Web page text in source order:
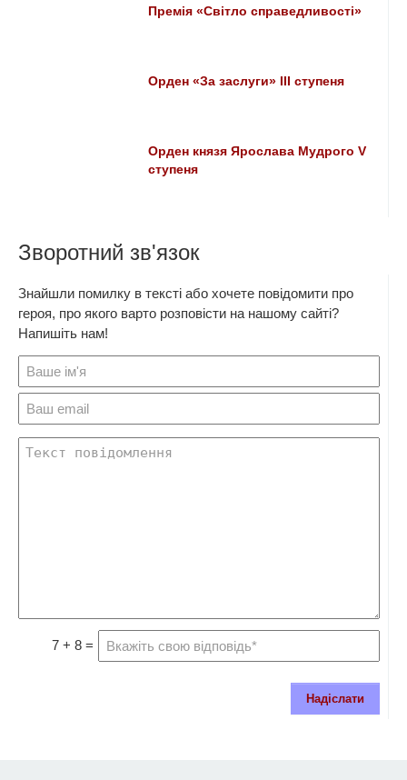
Премія «Світло справедливості»
Орден «За заслуги» ІІІ ступеня
Орден князя Ярослава Мудрого V
ступеня
Зворотний зв'язок
Знайшли помилку в тексті або хочете повідомити про
героя, про якого варто розповісти на нашому сайті?
Напишіть нам!
7 + 8 =
Надіслати